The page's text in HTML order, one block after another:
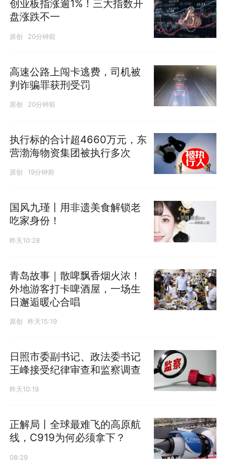
创业板指涨逾1%！三大指数开
盘涨跌不一
原创 20分钟前
高速公路上闯卡逃费，司机被
判诈骗罪获刑受罚
原创 20分钟前
执行标的合计超4660万元，东
营渤海物资集团被执行多次
原创 19分钟前
国风九瑾丨用非遗美食解锁老
吃家身份！
昨天10:28
青岛故事｜散啤飘香烟火浓！
外地游客打卡啤酒屋，一场生
日邂逅暖心合唱
原创 昨天15:19
日照市委副书记、政法委书记
王峰接受纪律审查和监察调查
昨天10:19
正解局丨全球最难飞的高原航
线，C919为何必须拿下？
08:29